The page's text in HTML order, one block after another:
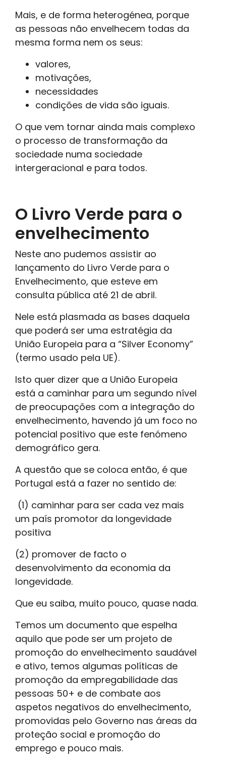
Mais, e de forma heterogénea, porque
as pessoas não envelhecem todas da
mesma forma nem os seus:
valores,
motivações,
necessidades
condições de vida são iguais.
O que vem tornar ainda mais complexo
o processo de transformação da
sociedade numa sociedade
intergeracional e para todos.
O Livro Verde para o
envelhecimento
Neste ano pudemos assistir ao
lançamento do Livro Verde para o
Envelhecimento, que esteve em
consulta pública até 21 de abril.
Nele está plasmada as bases daquela
que poderá ser uma estratégia da
União Europeia para a “Silver Economy”
(termo usado pela UE).
Isto quer dizer que a União Europeia
está a caminhar para um segundo nível
de preocupações com a integração do
envelhecimento, havendo já um foco no
potencial positivo que este fenómeno
demográfico gera.
A questão que se coloca então, é que
Portugal está a fazer no sentido de:
(1) caminhar para ser cada vez mais
um país promotor da longevidade
positiva
(2) promover de facto o
desenvolvimento da economia da
longevidade.
Que eu saiba, muito pouco, quase nada.
Temos um documento que espelha
aquilo que pode ser um projeto de
promoção do envelhecimento saudável
e ativo, temos algumas políticas de
promoção da empregabilidade das
pessoas 50+ e de combate aos
aspetos negativos do envelhecimento,
promovidas pelo Governo nas áreas da
proteção social e promoção do
emprego e pouco mais.